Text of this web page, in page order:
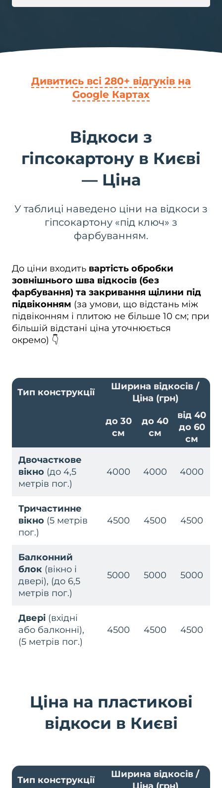
Дивитись всі 280+ відгуків на
Google Картах
Відкоси з
гіпсокартону в Києві
— Ціна
У таблиці наведено ціни на відкоси з
гіпсокартону «під ключ» з
фарбуванням.
До ціни входить вартість обробки
зовнішнього шва відкосів (без
фарбування) та закривання щілини під
підвіконням (за умови, що відстань між
підвіконням і плитою не більше 10 см; при
більшій відстані ціна уточнюється
окремо) 👇
Тип конструкції
Ширина відкосів /
Ціна (грн)
до 30
см
до 40
см
від 40
до 60
см
Двочасткове
вікно (до 4,5
метрів пог.)
4000 4000 4000
Тричастинне
вікно (5 метрів
пог.)
4500 4500 4500
Балконний
блок (вікно і
двері), (до 6,5
метрів пог.)
5000 5000 5000
Двері (вхідні
або балконні),
(5 метрів пог.)
4500 4500 4500
Ціна на пластикові
відкоси в Києві
Тип конструкції
Ширина відкосів /